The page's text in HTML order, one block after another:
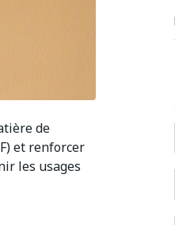
de
et renforcer
les usages